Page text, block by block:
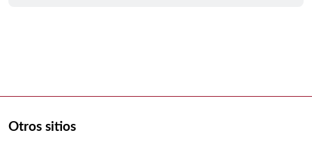
Otros sitios